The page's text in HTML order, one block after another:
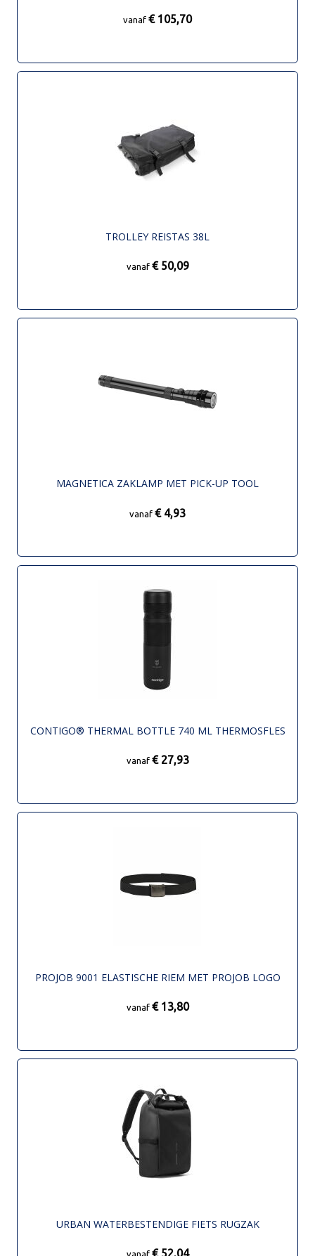
vanaf € 105,70
TROLLEY REISTAS 38L
vanaf € 50,09
MAGNETICA ZAKLAMP MET PICK-UP TOOL
vanaf € 4,93
CONTIGO® THERMAL BOTTLE 740 ML THERMOSFLES
vanaf € 27,93
PROJOB 9001 ELASTISCHE RIEM MET PROJOB LOGO
vanaf € 13,80
URBAN WATERBESTENDIGE FIETS RUGZAK
vanaf € 52,04